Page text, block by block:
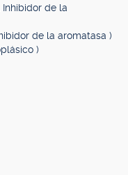
de la
de la aromatasa )
)